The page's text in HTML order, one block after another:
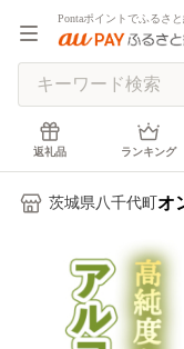
Pontaポイントでふるさ
返礼品 ランキング
茨城県八千代町 オ